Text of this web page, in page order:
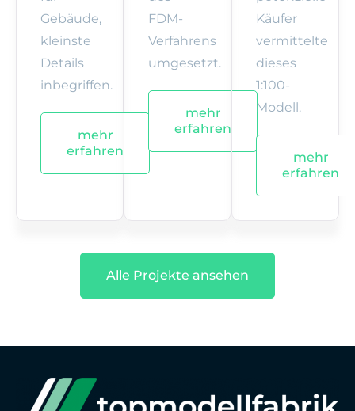
Gebäude,
kleinste
Details
inbegriffen.
mehr
erfahren
FDM-
Verfahrens
umgesetzt.
mehr
erfahren
Käufer
vermittelte
dieses
1:100-
Modell.
mehr
erfahren
Alle Projekte ansehen